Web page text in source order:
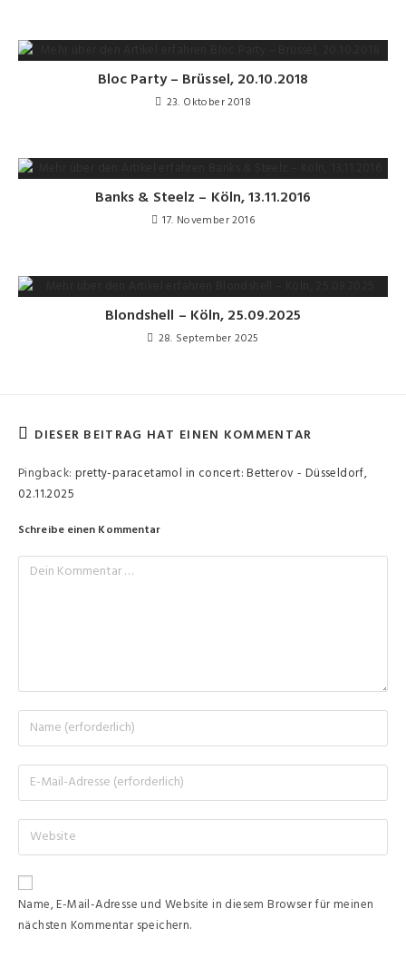
Bloc Party – Brüssel, 20.10.2018
23. Oktober 2018
Banks & Steelz – Köln, 13.11.2016
17. November 2016
Blondshell – Köln, 25.09.2025
28. September 2025
DIESER BEITRAG HAT EINEN KOMMENTAR
Pingback:pretty-paracetamol in concert: Betterov - Düsseldorf,
02.11.2025
Schreibe einen Kommentar
Name, E-Mail-Adresse und Website in diesem Browser für meinen
nächsten Kommentar speichern.